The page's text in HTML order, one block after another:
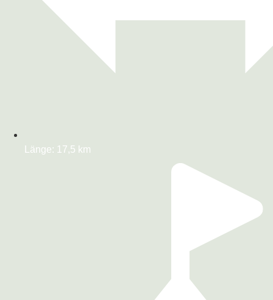
Länge: 17,5 km